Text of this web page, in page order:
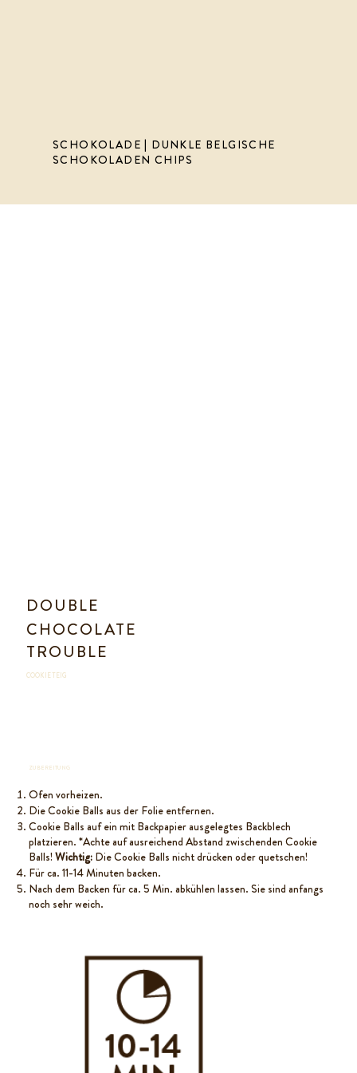
SCHOKOLADE | DUNKLE BELGISCHE
SCHOKOLADEN CHIPS
DOUBLE
CHOCOLATE
TROUBLE
COOKIE TEIG
ZUBEREITUNG
Ofen vorheizen.
Die Cookie Balls aus der Folie entfernen.
Cookie Balls auf ein mit Backpapier ausgelegtes Backblech
platzieren. *Achte auf ausreichend Abstand zwischenden Cookie
Balls! Wichtig: Die Cookie Balls nicht drücken oder quetschen!
Für ca. 11-14 Minuten backen.
Nach dem Backen für ca. 5 Min. abkühlen lassen. Sie sind anfangs
noch sehr weich.